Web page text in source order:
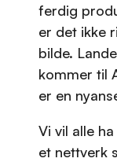
ferdig
er det ikke
bilde.
kommer til
er en
Vi vil alle
et nettverk